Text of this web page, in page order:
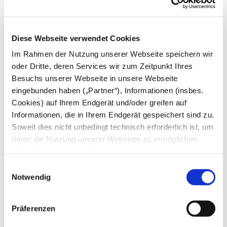
Diese Webseite verwendet Cookies
Im Rahmen der Nutzung unserer Webseite speichern wir
oder Dritte, deren Services wir zum Zeitpunkt Ihres
Besuchs unserer Webseite in unsere Webseite
eingebunden haben („Partner“), Informationen (insbes.
Cookies) auf Ihrem Endgerät und/oder greifen auf
Informationen, die in Ihrem Endgerät gespeichert sind zu.
Soweit dies nicht unbedingt technisch erforderlich ist, um
Ihnen die Nutzung unserer Webseite zu ermöglichen,
Erstellung von Statistiken über die Nutzung unserer
Webseite für uns, aber auch für die Partner zur eigenen
Nutzung. Details hierzu, insbesondere auch zu den
verarbeiteten Kategorien personenbezogener Daten und
Notwendig
Präferenzen
Mai
März
Februar
Januar
2024
Dezember
November
Oktober
September
August
Juli
Mai
März
Februar
2023